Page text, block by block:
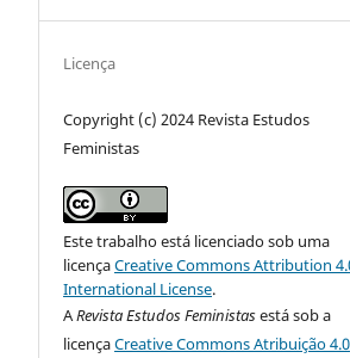
Licença
Copyright (c) 2024 Revista Estudos
Feministas
Este trabalho está licenciado sob uma
licençaCreative Commons Attribution
International License.
ARevista Estudos Feministasestá sob a
licençaCreative Commons Atribuição 4.0